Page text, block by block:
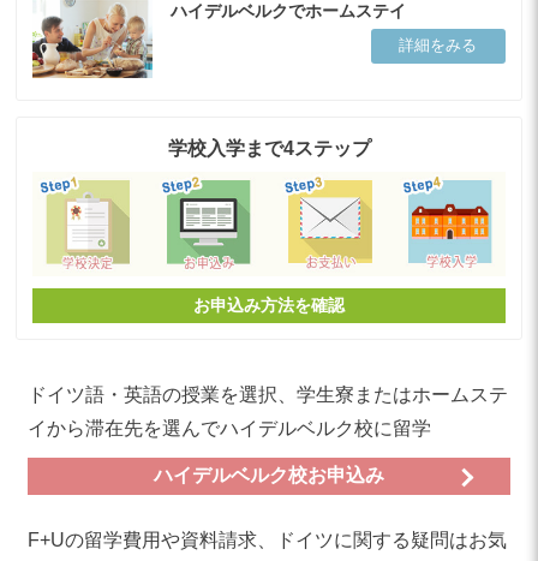
ハイデルベルクでホームステイ
詳細をみる
学校入学まで4ステップ
お申込み方法を確認
ドイツ語・英語の授業を選択、学生寮またはホームステ
イから滞在先を選んでハイデルベルク校に留学
ハイデルベルク校お申込み
F+Uの留学費用や資料請求、ドイツに関する疑問はお気